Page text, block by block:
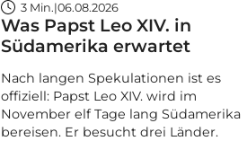
3 Min.|06.08.2026
Was Papst Leo XIV. in
Südamerika erwartet
Nach langen Spekulationen ist es
offiziell: Papst Leo XIV. wird im
November elf Tage lang Südamerika
bereisen. Er besucht drei Länder.